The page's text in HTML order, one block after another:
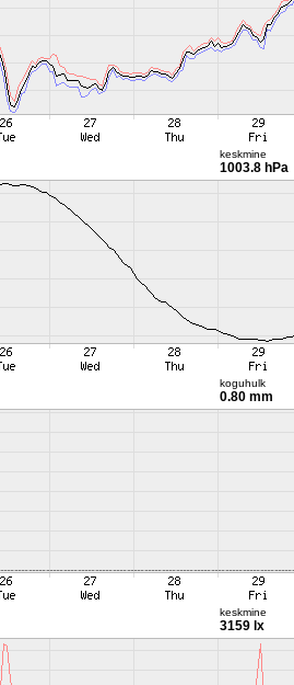
keskmine
1003.8 hPa
koguhulk
0.80 mm
keskmine
3159 lx